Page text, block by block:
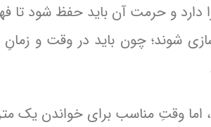
و حرمت آن باید حفظ شود تا
شوند؛ چون باید در وقت و
اما وقتِ مناسب برای خواندن یک